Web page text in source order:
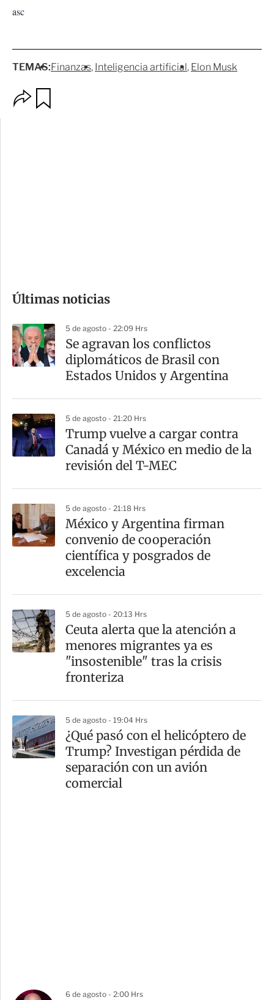
asc
TEMAS:Finanzas Inteligencia artificial Elon Musk
m
a
r
t
Últimas noticias
5 de agosto - 22:09 Hrs
Se agravan los conflictos
diplomáticos de Brasil con
Estados Unidos y Argentina
5 de agosto - 21:20 Hrs
Trump vuelve a cargar contra
Canadá y México en medio de la
revisión del T-MEC
5 de agosto - 21:18 Hrs
México y Argentina firman
convenio de cooperación
científica y posgrados de
excelencia
5 de agosto - 20:13 Hrs
Ceuta alerta que la atención a
menores migrantes ya es
"insostenible" tras la crisis
fronteriza
5 de agosto - 19:04 Hrs
¿Qué pasó con el helicóptero de
Trump? Investigan pérdida de
separación con un avión
comercial
6 de agosto - 2:00 Hrs